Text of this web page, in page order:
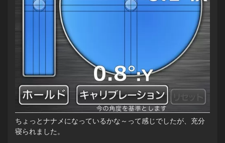
ちょっとナナメになっているかな～って感じでしたが、充分
寝られました。